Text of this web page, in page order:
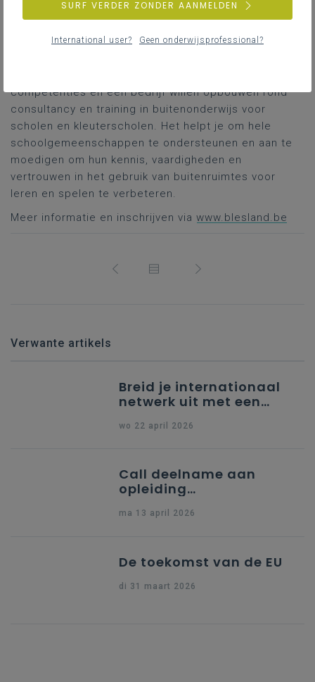
bedrijf willen opzetten in school-/kinderterreinen of
hebben aan nieuwe inzichten en input.
competenties en een bedrijf willen opbouwen rond
consultancy en training in buitenonderwijs voor
scholen en kleuterscholen. Het helpt je om hele
schoolgemeenschappen te ondersteunen en aan te
moedigen om hun kennis, vaardigheden en
vertrouwen in het gebruik van buitenruimtes voor
leren en spelen te verbeteren.
Meer informatie en inschrijven via www.blesland.be
Verwante artikels
Breid je internationaal
netwerk uit met een
wo 22 april 2026
Call deelname aan
opleiding
indiening Erasmus+ KA1
ma 13 april 2026
De toekomst van de EU
di 31 maart 2026
SURF VERDER ZONDER AANMELDEN
International user? Geen onderwijsprofessional?